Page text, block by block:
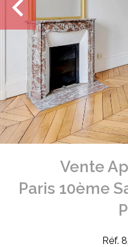
Vente
Paris 10ème
Réf.